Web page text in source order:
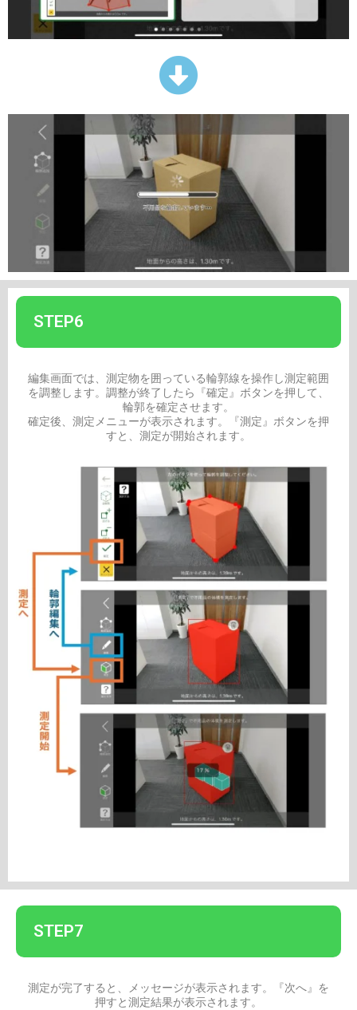
STEP6
編集画面では、測定物を囲っている輪郭線を操作し測定範囲
を調整します。調整が終了したら『確定』ボタンを押して、
輪郭を確定させます。
確定後、測定メニューが表示されます。『測定』ボタンを押
すと、測定が開始されます。
STEP7
測定が完了すると、メッセージが表示されます。『次へ』を
押すと測定結果が表示されます。